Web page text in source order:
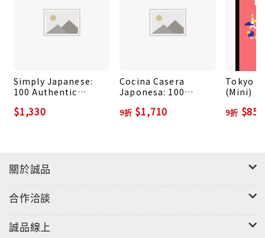
Simply Japanese:
100 Authentic
Home Cooking
$1,330
Cocina Casera
Japonesa: 100
Consejos Para Que
9折 $1,710
Tokyo
(Mini)
9折 $855
關於誠品
合作洽談
誠品線上